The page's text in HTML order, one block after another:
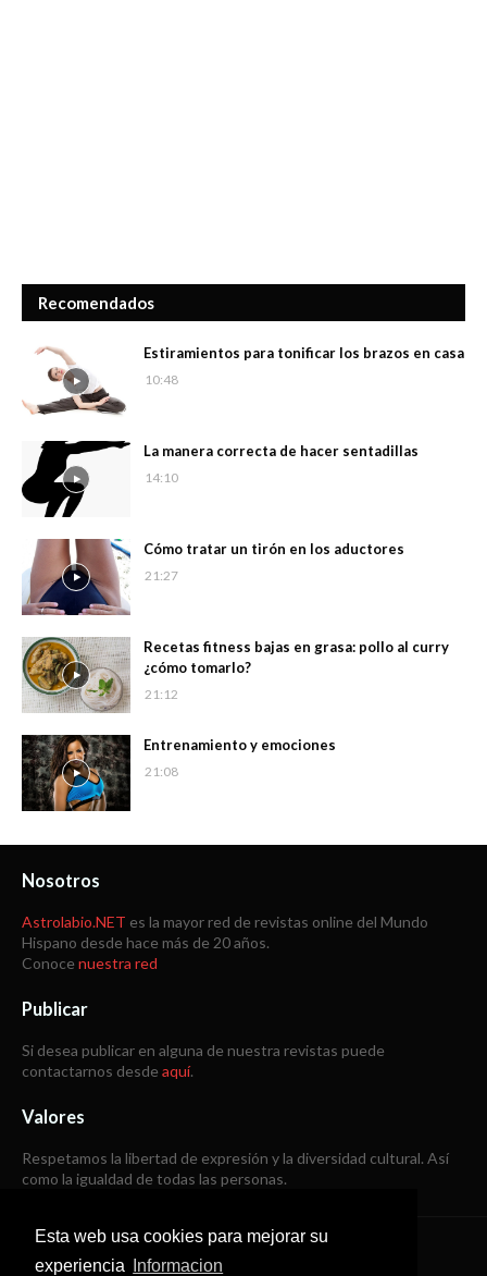
Esta web usa cookies para mejorar su
experiencia
Informacion
Recomendados
Estiramientos para tonificar los brazos en casa
10:48
La manera correcta de hacer sentadillas
14:10
Cómo tratar un tirón en los aductores
21:27
Recetas fitness bajas en grasa: pollo al curry
¿cómo tomarlo?
21:12
Entrenamiento y emociones
21:08
Nosotros
Astrolabio.NET es la mayor red de revistas online del Mundo
Hispano desde hace más de 20 años.
Conoce nuestra red
Publicar
Si desea publicar en alguna de nuestra revistas puede
contactarnos desde aquí.
Valores
Respetamos la libertad de expresión y la diversidad cultural. Así
como la igualdad de todas las personas.
Copyright © 1998 -